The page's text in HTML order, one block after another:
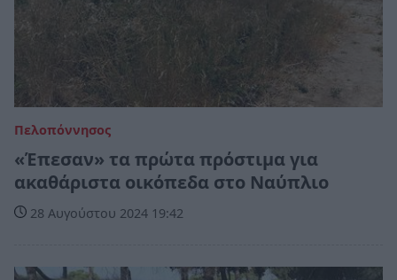
Πελοπόννησος
«Έπεσαν» τα πρώτα πρόστιμα για
ακαθάριστα οικόπεδα στο Ναύπλιο
28 Αυγούστου 2024 19:42